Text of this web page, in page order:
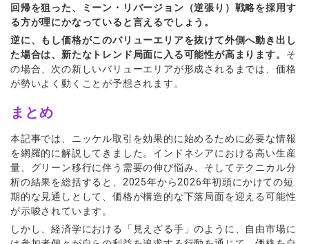
回帰を狙った、ミーン・リバージョン（逆張り）戦略を採用す
る方が理にかなっていると言えるでしょう。
逆に、もし価格がこのバリューエリアを抜けて外側へ動き出し
た場合は、新たなトレンド局面に入る可能性が高まります。 そ
の場合、次の新しいバリューエリアが形成されるまでは、価格
が勢いよく動くことが予想されます。
まとめ
本記事では、ニッケル取引を効果的に始めるために必要な情報
を網羅的に解説してきました。インドネシアにおける高い生産
量、グリーン移行に伴う需要の伸び悩み、そしてテクニカル分
析の結果を総括すると、2025年から2026年初頭にかけての短
期的な見通しとして、価格が構造的な下落局面を迎える可能性
が示唆されています。
しかし、経済学における「見えざる手」のように、自由市場に